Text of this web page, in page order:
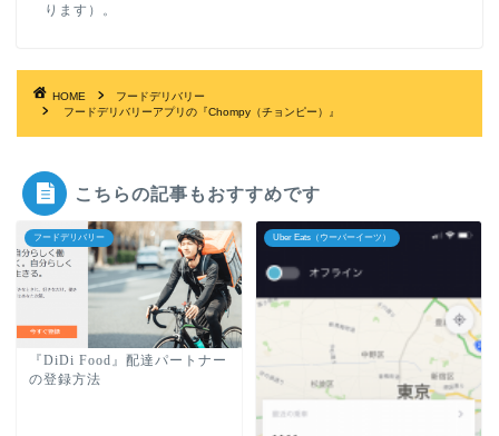
ります）。
HOME
フードデリバリー
フードデリバリーアプリの『Chompy（チョンピー）』
こちらの記事もおすすめです
フードデリバリー
『DiDi Food』配達パートナー
の登録方法
Uber Eats（ウーバーイーツ）